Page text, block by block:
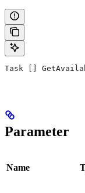
Task []
Parameter
Name